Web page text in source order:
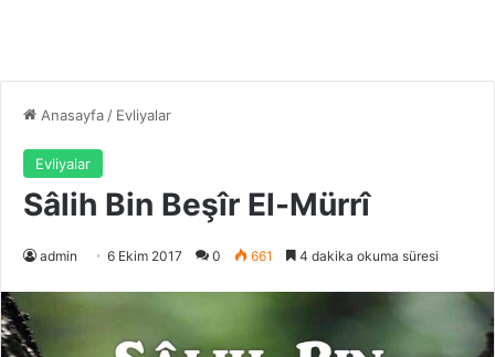
Anasayfa/ Evliyalar
Evliyalar
Sâlih Bin Beşîr El-Mürrî
admin 6 Ekim 2017 0 661 4 dakika okuma süresi